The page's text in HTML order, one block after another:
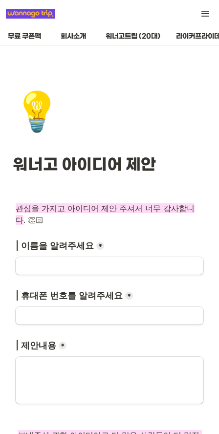
무료 쿠폰팩 회사소개 워너고트립 (20대) 라이커프라이
💡
워너고 아이디어 제안